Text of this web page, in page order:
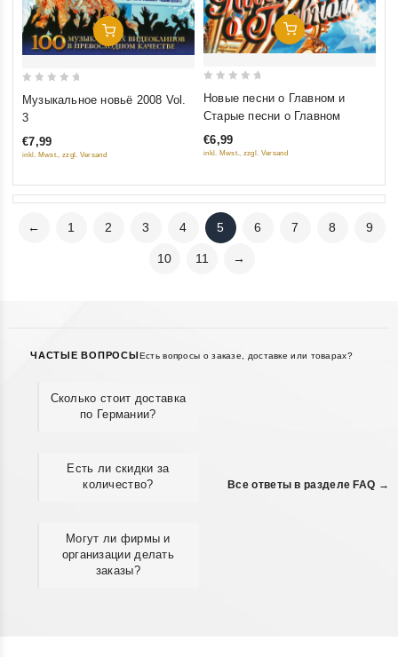
Добавить В Корзину
out
5
Музыкальное новьё 2008 Vol.
3
€7,99
inkl. Mwst., zzgl. Versand
Добавить В Корзину
5
Новые песни о Главном и
Старые песни о Главном
€6,99
inkl. Mwst., zzgl. Versand
← 1 2 3 4 5 6 7 8 9
10 11 →
ЧАСТЫЕ ВОПРОСЫ Есть вопросы о заказе, доставке или товарах?
Сколько стоит доставка
по Германии?
Есть ли скидки за
количество?
Могут ли фирмы и
организации делать
заказы?
Все ответы в разделе FAQ →